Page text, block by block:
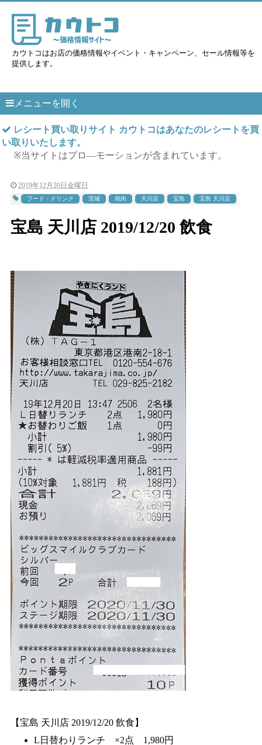
カウトコはお店の価格情報やイベント・キャンペーン、セール情報等を
提供します。
メニューを開く
レシート買い取りサイト カウトコはあなたのレシートを買
い取りいたします。
※当サイトはプロ―モーションが含まれています。
2019年12月20日金曜日
フード・ドリンク 茨城 焼肉 天川店 宝島 宝島 天川店
宝島 天川店 2019/12/20 飲食
【宝島 天川店 2019/12/20 飲食】
L日替わりランチ ×2点 1,980円